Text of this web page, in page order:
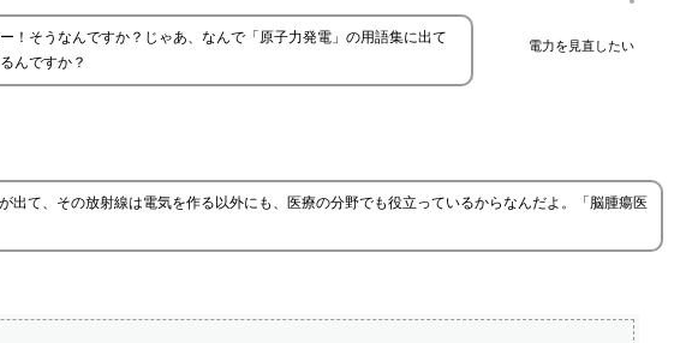
電力を見直したい
！そうなんですか？じゃあ、なんで「原子力発電」の用語集に出て
るんですか？
出て、その放射線は電気を作る以外にも、医療の分野でも役立っているからなんだよ。「脳腫瘍医